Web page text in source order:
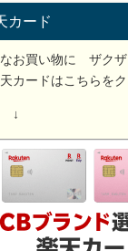
ファ
ウェアの通販 最新人
ンキングと商品紹介
レビュー！
カード
お買い物に ザクザ
カードはこちらを
↓